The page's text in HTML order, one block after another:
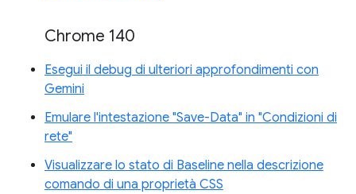
Chrome 140
Esegui il debug di ulteriori approfondimenti con
Gemini
Emulare l'intestazione "Save-Data" in "Condizioni di
rete"
Visualizzare lo stato di Baseline nella descrizione
comando di una proprietà CSS